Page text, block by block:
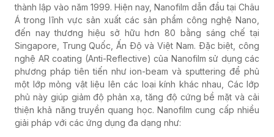
thành lập vào năm 1999. Hiện nay, Nanofilm dẫn đầu tại Châu
Á trong lĩnh vực sản xuất các sản phẩm công nghệ Nano,
đến nay thương hiệu sở hữu hơn 80 bằng sáng chế tại
Singapore, Trung Quốc, Ấn Độ và Việt Nam. Đặc biệt, công
nghệ AR coating (Anti-Reflective) của Nanofilm sử dụng các
phương pháp tiên tiến như ion-beam và sputtering để phủ
một lớp mỏng vật liệu lên các loại kính khác nhau, Các lớp
phủ này giúp giảm độ phản xạ, tăng độ cứng bề mặt và cải
thiện khả năng truyền quang học. Nanofilm cung cấp nhiều
giải pháp với các ứng dụng đa dạng như: